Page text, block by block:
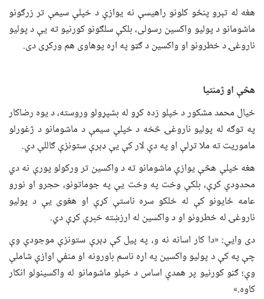
هغه له تېرو پنځو کلونو راهیسې نه یوازې د خپلې سیمې تر زرګونو
ماشومانو د پولیو واکسین رسولی، بلکې سلګونو کورنیو ته یې د پولیو
ناروغۍ د خطرونو او واکسین د ګټو په اړه پوهاوی هم ورکړی دی.
هڅې او ژمنتیا
خیال محمد مشکور د خپلو زده کړو له بشپړولو وروسته، د یوه رضاکار
په توګه له پولیو ناروغۍ څخه د خپلې سیمې د ماشومانو د ژغورلو
ماموریت ته ملا تړلې او په دې لار کې یې ډېرې ستونزې ګاللې دي.
هغه خپلې هڅې یوازې ماشومانو ته د واکسین تر ورکولو پورې نه دي
محدودې کړې، بلکې وخت په وخت یې په جوماتونو، حجرو او نورو
عامه ځایونو کې له خلکو سره ناستې کړې او هغوی یې د پولیو
ناروغۍ له خطرونو او د واکسین له ارزښته خبرې کړې دي.
دی وايي: «دا کار اسانه نه و، په پیل کې ډېرې ستونزې موجودې وې
چې په کې د پولیو واکسین په اړه ناسم باورونه او منفي اوازې شاملې
وې؛ ګڼو کورنیو پر همدې اساس د خپلو ماشومانو له واکسینولو انکار
کاوه.»